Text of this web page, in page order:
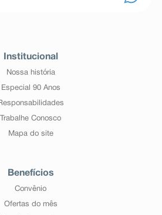
Institucional
Nossa história
Especial 90 Anos
Trabalhe Conosco
Mapa do site
Benefícios
Convênio
Ofertas do mês